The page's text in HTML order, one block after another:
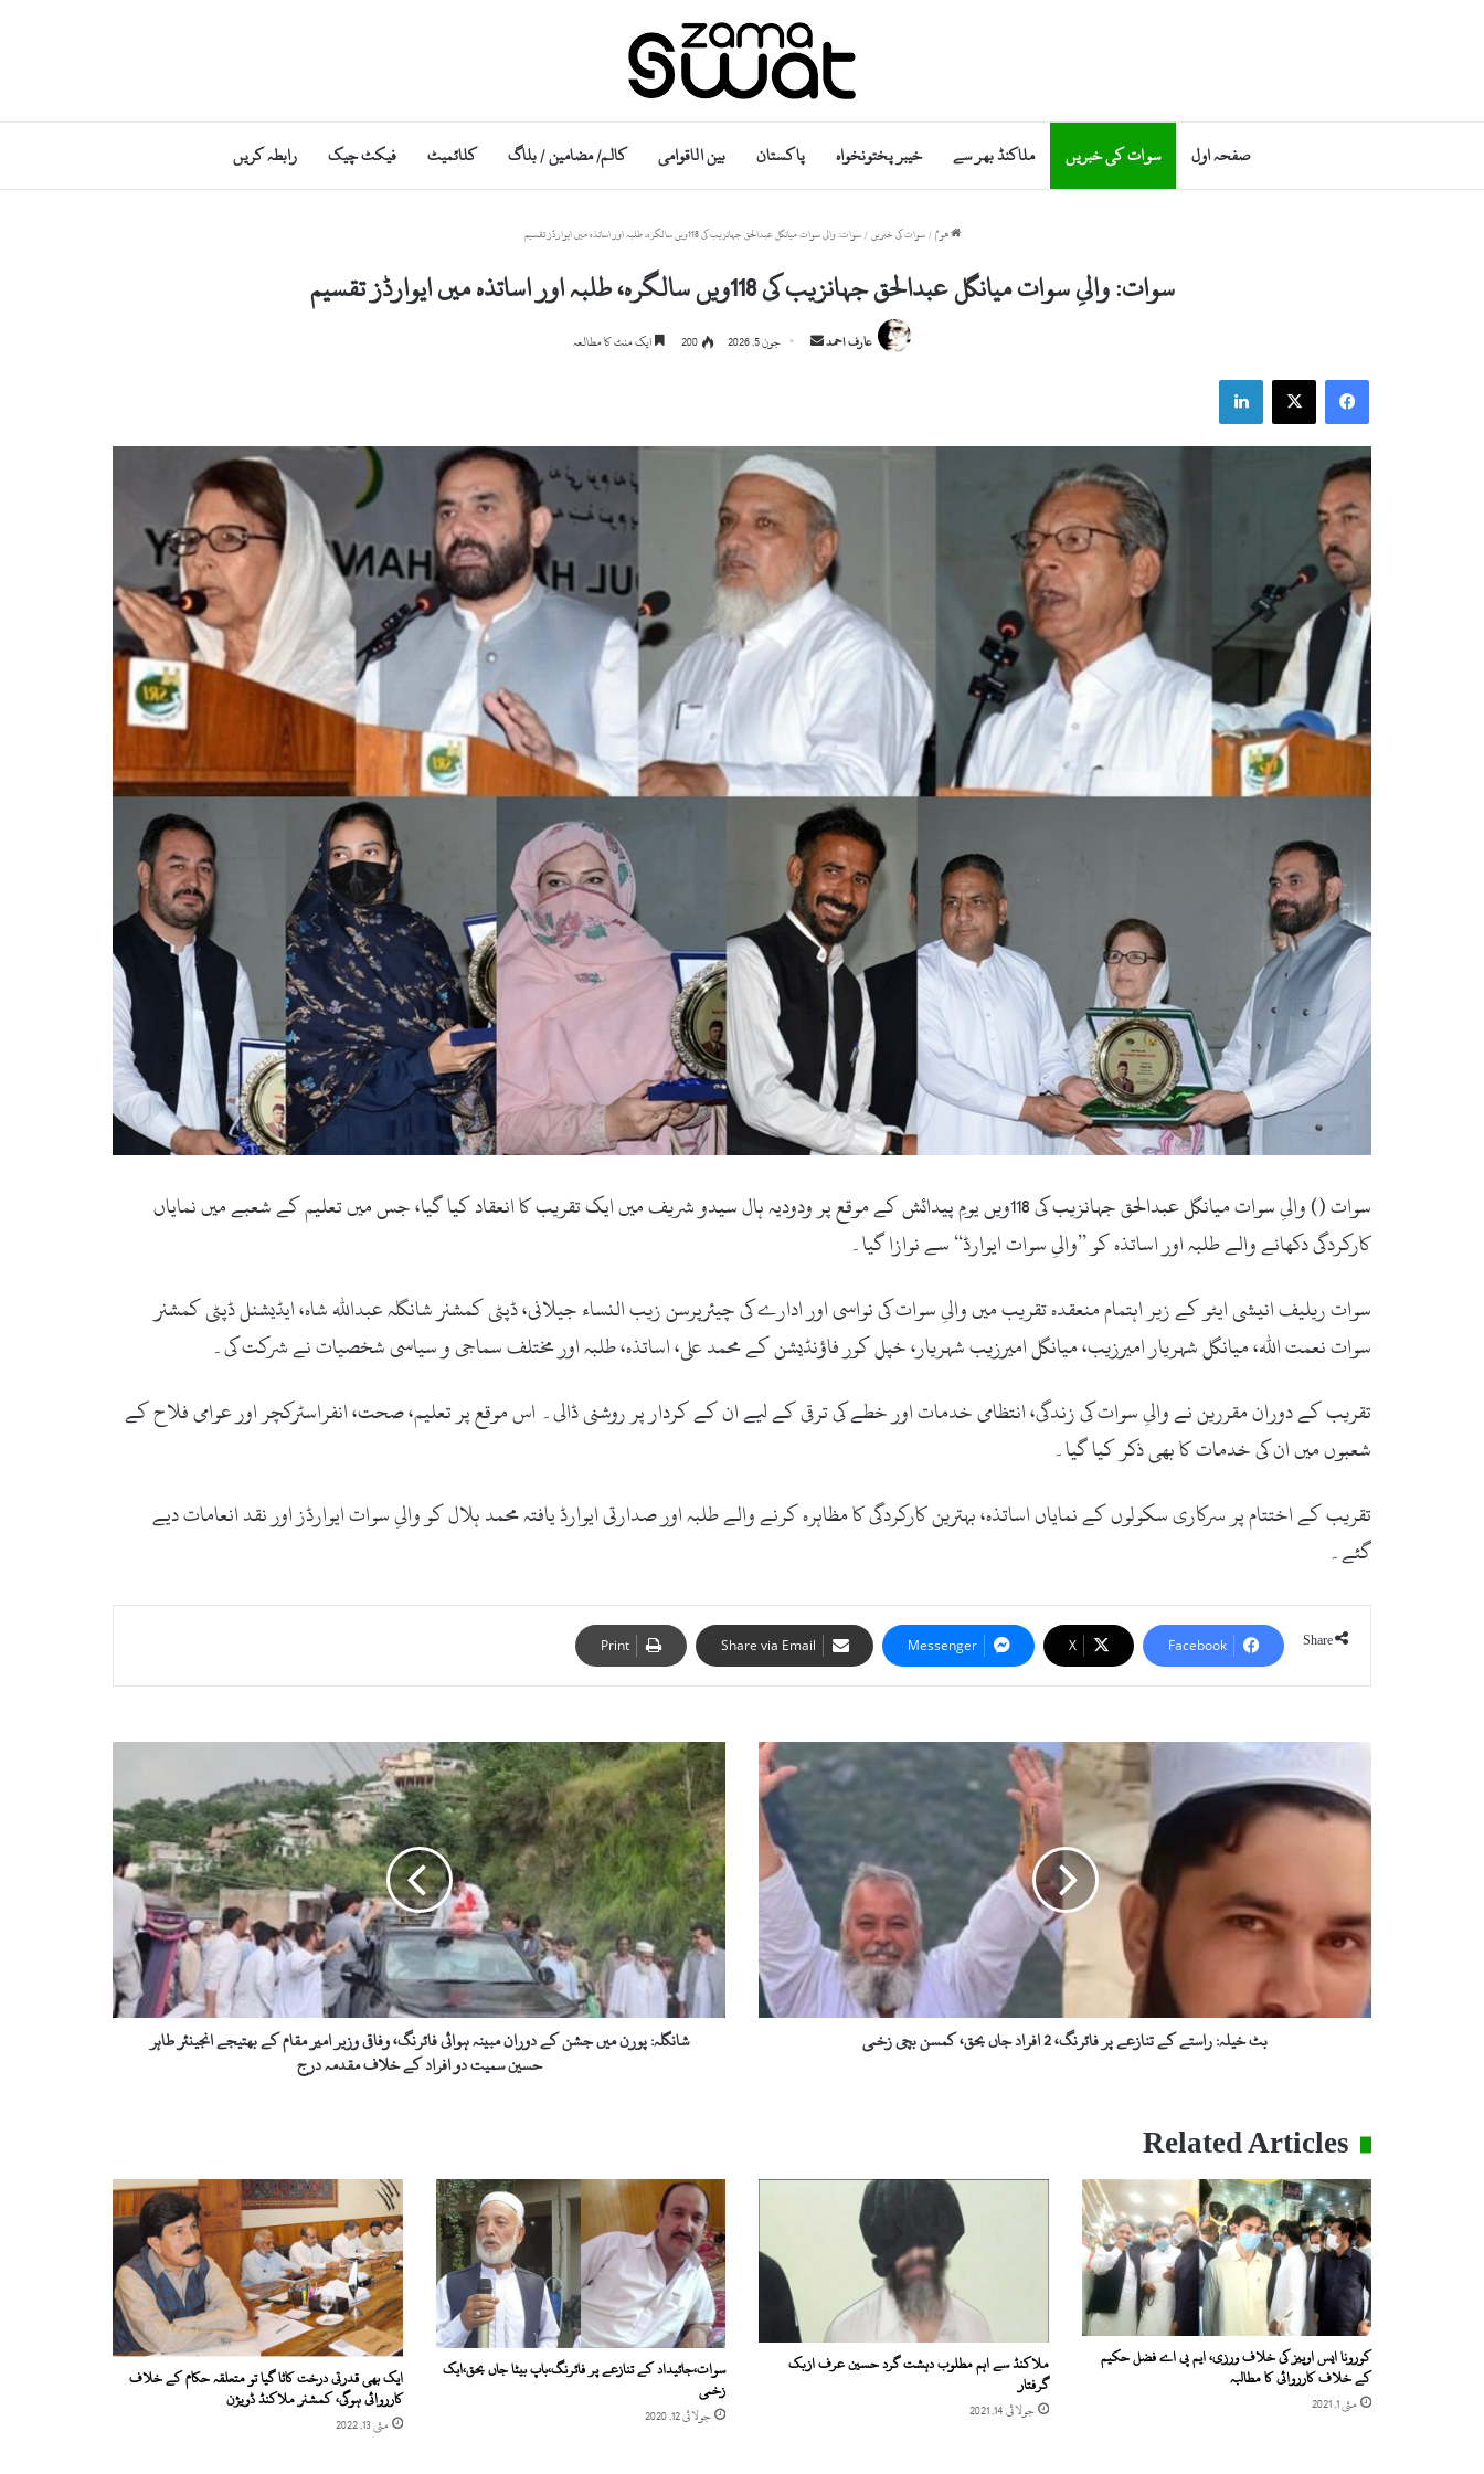
صفحہ اول سوات کی خبریں ملاکنڈ بھر سے خیبر پختونخواہ پاکستان بین الاقوامی کالم/ مضامین / بلاگ کلائمیٹ فیکٹ چیک رابطہ کریں
ھوم / سوات کی خبریں / سوات: والیِ سوات میانگل عبدالحق جہانزیب کی 118ویں سالگرہ، طلبہ اور اساتذہ میں ایوارڈز تقسیم
سوات: والیِ سوات میانگل عبدالحق جہانزیب کی 118ویں سالگرہ، طلبہ اور اساتذہ میں ایوارڈز تقسیم
عارف احمد
Send جون 5, 2026 200 ایک منٹ کا مطالعہ
Facebook
X
LinkedIn
سوات () والیِ سوات میانگل عبدالحق جہانزیب کی 118ویں یومِ پیدائش کے موقع پر ودودیہ ہال سیدو شریف میں ایک تقریب کا انعقاد کیا گیا، جس میں تعلیم کے شعبے میں نمایاں
کارکردگی دکھانے والے طلبہ اور اساتذہ کو ’’والیِ سوات ایوارڈ‘‘ سے نوازا گیا۔
سوات ریلیف انیشی ایٹو کے زیر اہتمام منعقدہ تقریب میں والیِ سوات کی نواسی اور ادارے کی چیئرپرسن زیب النساء جیلانی، ڈپٹی کمشنر شانگلہ عبداللہ شاہ، ایڈیشنل ڈپٹی کمشنر
سوات نعمت اللہ، میانگل شہریار امیرزیب، میانگل امیرزیب شہریار، خپل کور فاؤنڈیشن کے محمد علی، اساتذہ، طلبہ اور مختلف سماجی و سیاسی شخصیات نے شرکت کی۔
تقریب کے دوران مقررین نے والیِ سوات کی زندگی، انتظامی خدمات اور خطے کی ترقی کے لیے ان کے کردار پر روشنی ڈالی۔ اس موقع پر تعلیم، صحت، انفراسٹرکچر اور عوامی فلاح کے
شعبوں میں ان کی خدمات کا بھی ذکر کیا گیا۔
تقریب کے اختتام پر سرکاری سکولوں کے نمایاں اساتذہ، بہترین کارکردگی کا مظاہرہ کرنے والے طلبہ اور صدارتی ایوارڈ یافتہ محمد ہلال کو والیِ سوات ایوارڈز اور نقد انعامات دیے
گئے۔
Share
Facebook
X
Messenger
Share via Email
Print
بٹ
خیلہ:
راستے
کے
2
افراد
جاں
بحق،
کمسن
بٹ خیلہ: راستے کے تنازعے پر فائرنگ، 2 افراد جاں بحق، کمسن بچی زخمی
شانگلہ:
پورن
میں
جشن
کے
دوران
مبینہ
ہوائی
فائرنگ،
وفاقی
وزیر
امیر
سمیت
افراد
کے
خلاف
مقدمہ
درج
شانگلہ: پورن میں جشن کے دوران مبینہ ہوائی فائرنگ، وفاقی وزیر امیر مقام کے بھتیجے انجینئر طاہر
حسین سمیت دو افراد کے خلاف مقدمہ درج
Related Articles
کورونا ایس اوپیز کی خلاف ورزی، ایم پی اے فضل حکیم
کے خلاف کارروائی کا مطالبہ
مئی 1, 2021
ملاکنڈ سے اہم مطلوب دہشت گرد حسین عرف ازبک
گرفتار
جولائی 14, 2021
سوات،جائیداد کے تنازعے پر فائرنگ،باپ بیٹا جاں بحق،ایک
زخمی
جولائی 12, 2020
ایک بھی قدرتی درخت کاٹا گیا تو متعلقہ حکام کے خلاف
کارروائی ہوگی، کمشنر ملاکنڈ ڈویژن
مئی 13, 2022